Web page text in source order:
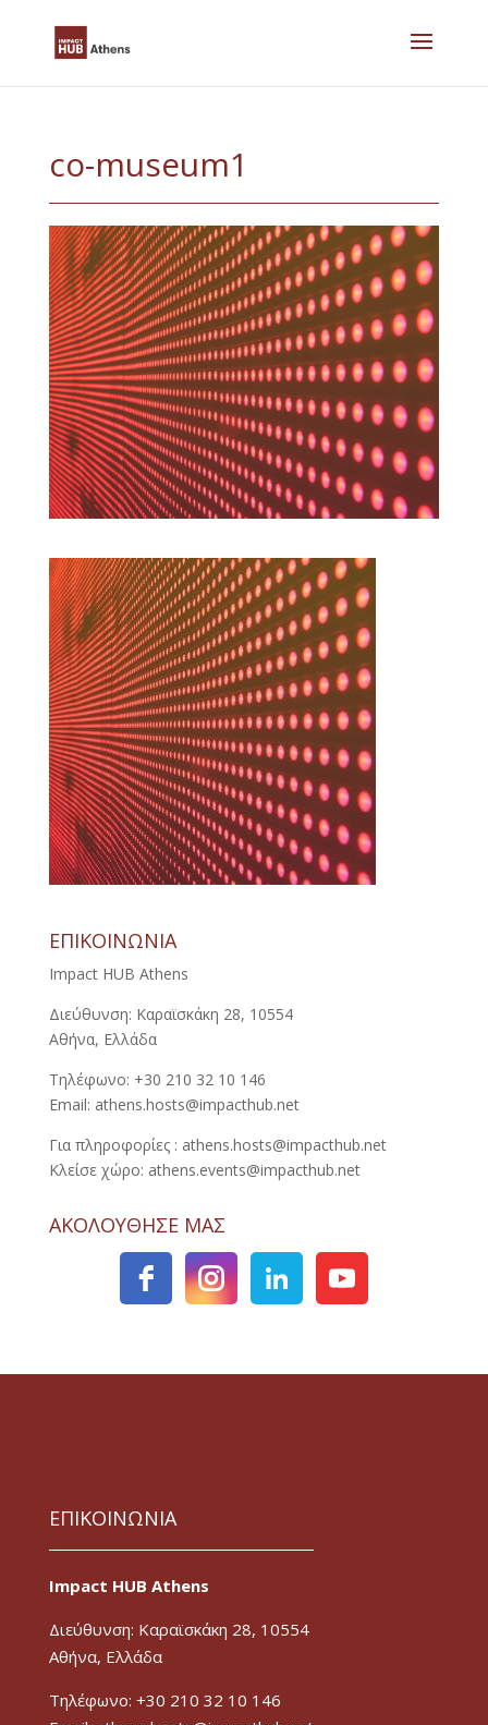
co-museum1
ΕΠΙΚΟΙΝΩΝΙΑ
Impact HUB Athens
Διεύθυνση: Καραϊσκάκη 28, 10554
Αθήνα, Ελλάδα
Τηλέφωνο: +30 210 32 10 146
Email: athens.hosts@impacthub.net
Για πληροφορίες : athens.hosts@impacthub.net
Κλείσε χώρο: athens.events@impacthub.net
ΑΚΟΛΟΥΘΗΣΕ ΜΑΣ
ΕΠΙΚΟΙΝΩΝΙΑ
Impact HUB Athens
Διεύθυνση: Καραϊσκάκη 28, 10554
Αθήνα, Ελλάδα
Τηλέφωνο: +30 210 32 10 146